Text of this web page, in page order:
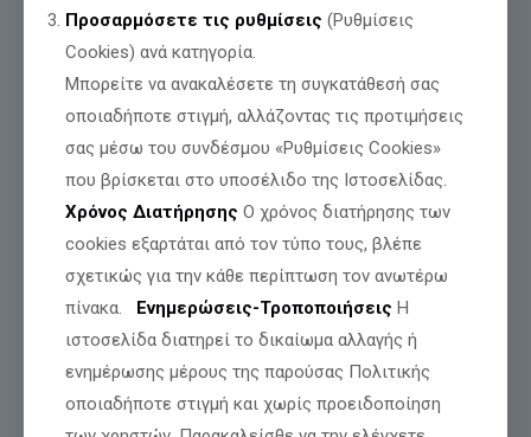
Προσαρμόσετε τις ρυθμίσεις (Ρυθμίσεις
Cookies) ανά κατηγορία.
Μπορείτε να ανακαλέσετε τη συγκατάθεσή σας
οποιαδήποτε στιγμή, αλλάζοντας τις προτιμήσεις
σας μέσω του συνδέσμου «Ρυθμίσεις Cookies»
που βρίσκεται στο υποσέλιδο της Ιστοσελίδας.
Χρόνος Διατήρησης Ο χρόνος διατήρησης των
cookies εξαρτάται από τον τύπο τους, βλέπε
σχετικώς για την κάθε περίπτωση τον ανωτέρω
πίνακα. Ενημερώσεις-Τροποποιήσεις Η
ιστοσελίδα διατηρεί το δικαίωμα αλλαγής ή
ενημέρωσης μέρους της παρούσας Πολιτικής
οποιαδήποτε στιγμή και χωρίς προειδοποίηση